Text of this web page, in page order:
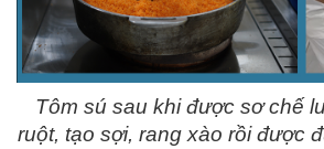
Tôm sú sau khi được sơ chế
ruột, tạo sợi, rang xào rồi được